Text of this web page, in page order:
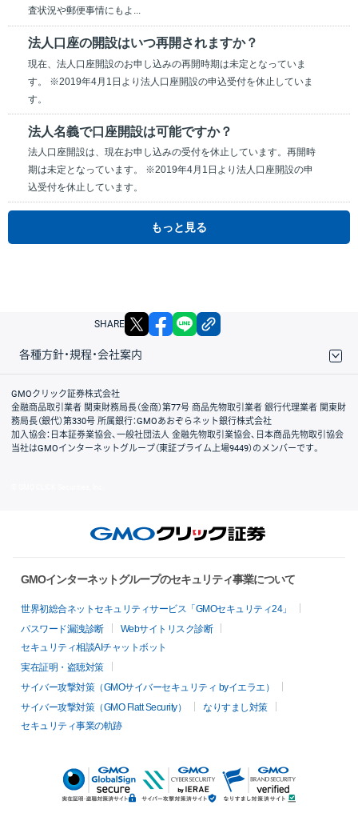
査状況や郵便事情にもよ...
法人口座の開設はいつ再開されますか？
現在、法人口座開設のお申し込みの再開時期は未定となっていま
す。 ※2019年4月1日より法人口座開設の申込受付を休止していま
す。
法人名義で口座開設は可能ですか？
法人口座開設は、現在お申し込みの受付を休止しています。再開時
期は未定となっています。 ※2019年4月1日より法人口座開設の申
込受付を休止しています。
もっと見る
SHARE X facebook
各種方針・規程・会社案内
取引規程・約款
サイトマップ
その他のご案内
個人情報保護方針
最良執行方針
サイトのご利用について
ディスクレイマー
信託保全
リスク説明
会社案内
GMOクリック証券株式会社
金融商品取引業者 関東財務局長（金商）第77号 商品先物取引業者 銀行代理業者 関東財
務局長（銀代）第330号 所属銀行：GMOあおぞらネット銀行株式会社
加入協会：日本証券業協会、一般社団法人 金融先物取引業協会、日本商品先物取引協会
当社はGMOインターネットグループ（東証プライム上場9449）のメンバーです。
GMOインターネットグループのセキュリティ事業について
世界初総合ネットセキュリティサービス「GMOセキュリティ24」
パスワード漏洩診断
Webサイトリスク診断
セキュリティ相談AIチャットボット
実在証明・盗聴対策
サイバー攻撃対策（GMOサイバーセキュリティ byイエラエ）
サイバー攻撃対策（GMO Flatt Security）
なりすまし対策
セキュリティ事業の軌跡